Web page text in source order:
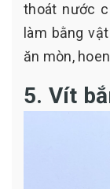
thoát nước
làm bằng
ăn mòn,
5. Vít